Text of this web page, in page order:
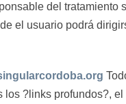
del tratamiento
el usuario podrá
?links profundos?,